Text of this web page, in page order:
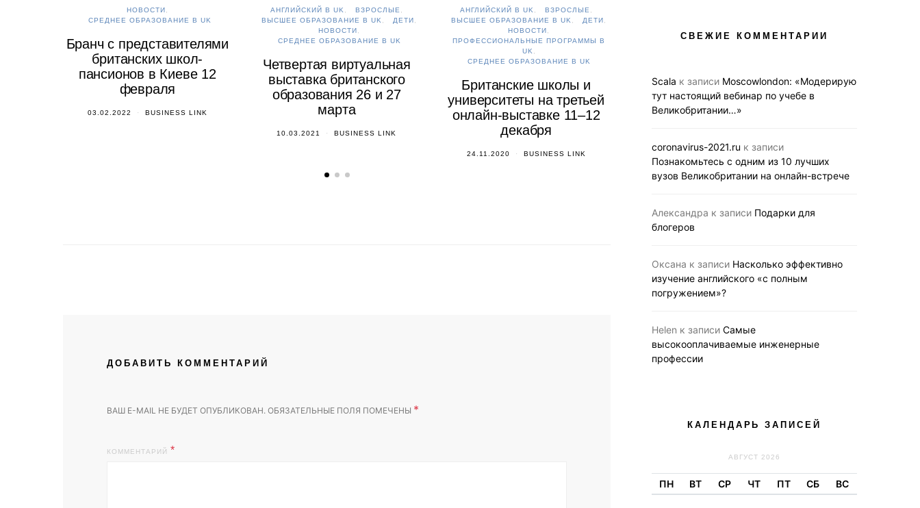
НОВОСТИ
СРЕДНЕЕ ОБРАЗОВАНИЕ В UK
Бранч с представителями
британских школ-
пансионов в Киеве 12
февраля
03.02.2022 BUSINESS LINK
АНГЛИЙСКИЙ В UK
ВЗРОСЛЫЕ
ВЫСШЕЕ ОБРАЗОВАНИЕ В UK
ДЕТИ
НОВОСТИ
СРЕДНЕЕ ОБРАЗОВАНИЕ В UK
Четвертая виртуальная
выставка британского
образования 26 и 27
марта
10.03.2021 BUSINESS LINK
АНГЛИЙСКИЙ В UK
ВЗРОСЛЫЕ
ВЫСШЕЕ ОБРАЗОВАНИЕ В UK
ДЕТИ
НОВОСТИ
ПРОФЕССИОНАЛЬНЫЕ ПРОГРАММЫ В
UK
СРЕДНЕЕ ОБРАЗОВАНИЕ В UK
Британские школы и
университеты на третьей
онлайн-выставке 11–12
декабря
24.11.2020 BUSINESS LINK
СРЕДНЕЕ ОБРАЗОВАНИЕ В UK
выставка британского
образования 29 и 30
сентября
ДОБАВИТЬ КОММЕНТАРИЙ
ВАШ E-MAIL НЕ БУДЕТ ОПУБЛИКОВАН. ОБЯЗАТЕЛЬНЫЕ ПОЛЯ ПОМЕЧЕНЫ *
КОММЕНТАРИЙ
СВЕЖИЕ КОММЕНТАРИИ
Scala к записи Moscowlondon: «Модерирую
тут настоящий вебинар по учебе в
Великобритании…»
coronavirus-2021.ru к записи
Познакомьтесь с одним из 10 лучших
вузов Великобритании на онлайн-встрече
Александра к записи Подарки для
блогеров
Оксана к записи Насколько эффективно
изучение английского «с полным
погружением»?
Helen к записи Самые
высокооплачиваемые инженерные
профессии
КАЛЕНДАРЬ ЗАПИСЕЙ
АВГУСТ 2026
ПН ВТ СР ЧТ ПТ СБ ВС